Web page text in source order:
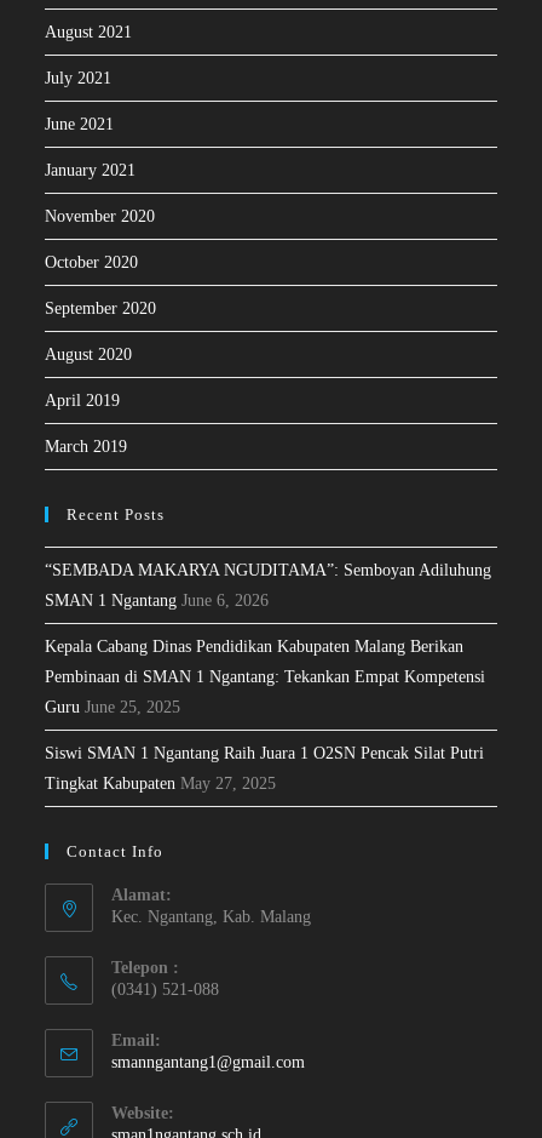
August 2021
July 2021
June 2021
January 2021
November 2020
October 2020
September 2020
August 2020
April 2019
March 2019
Recent Posts
“SEMBADA MAKARYA NGUDITAMA”: Semboyan Adiluhung
SMAN 1 Ngantang June 6, 2026
Kepala Cabang Dinas Pendidikan Kabupaten Malang Berikan
Pembinaan di SMAN 1 Ngantang: Tekankan Empat Kompetensi
Guru June 25, 2025
Siswi SMAN 1 Ngantang Raih Juara 1 O2SN Pencak Silat Putri
Tingkat Kabupaten May 27, 2025
Contact Info
Alamat:
Kec. Ngantang, Kab. Malang
Telepon :
(0341) 521-088
Email:
smanngantang1@gmail.com
Website: